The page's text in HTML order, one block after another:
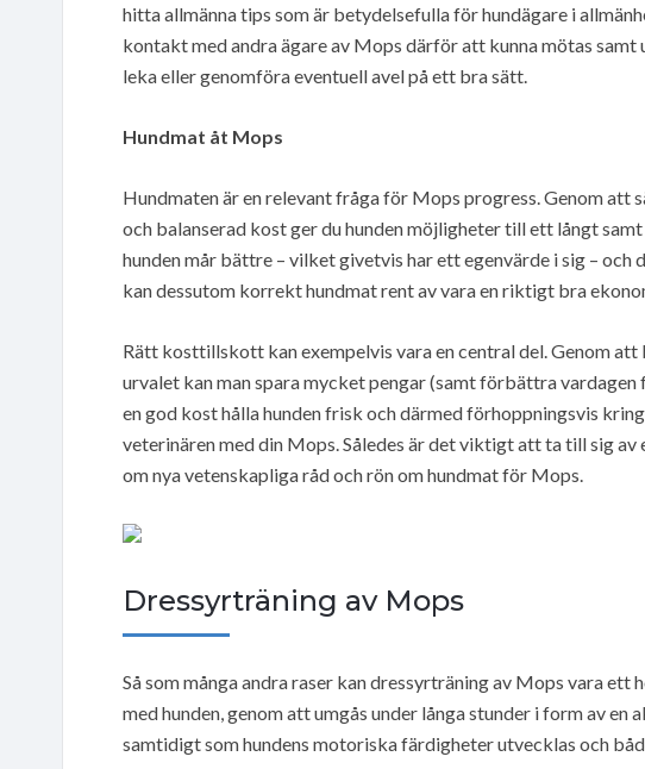
hitta allmänna tips som är betydelsefulla för hundägare i
kontakt med andra ägare av Mops därför att kunna mötas
leka eller genomföra eventuell avel på ett bra sätt.
Hundmat åt Mops
Hundmaten är en relevant fråga för Mops progress. Genom att
och balanserad kost ger du hunden möjligheter till ett långt
hunden mår bättre – vilket givetvis har ett egenvärde i sig –
kan dessutom korrekt hundmat rent av vara en riktigt bra
Rätt kosttillskott kan exempelvis vara en central del. Genom
urvalet kan man spara mycket pengar (samt förbättra
en god kost hålla hunden frisk och därmed förhoppningsvis
veterinären med din Mops. Således är det viktigt att ta till sig
om nya vetenskapliga råd och rön om hundmat för Mops.
Dressyrträning av Mops
Så som många andra raser kan dressyrträning av Mops vara
med hunden, genom att umgås under långa stunder i form av en
samtidigt som hundens motoriska färdigheter utvecklas och